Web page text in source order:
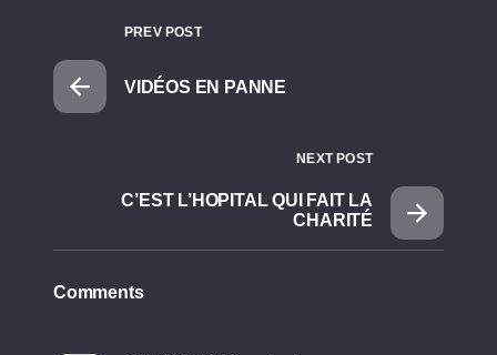
PREV POST
VIDÉOS EN PANNE
NEXT POST
C’EST L’HOPITAL QUI FAIT LA
CHARITÉ
Comments